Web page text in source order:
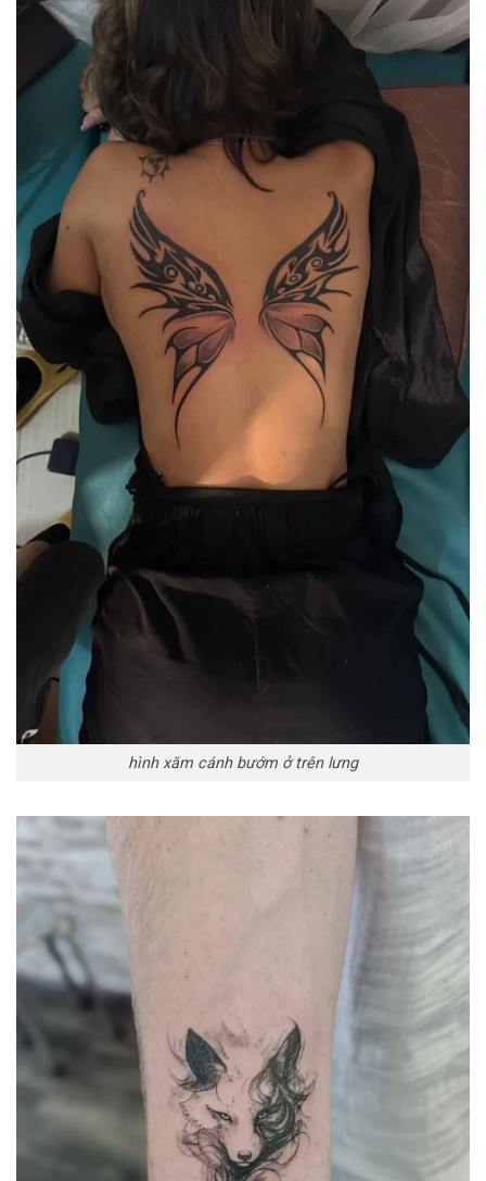
hình xăm cánh bướm ở trên lưng